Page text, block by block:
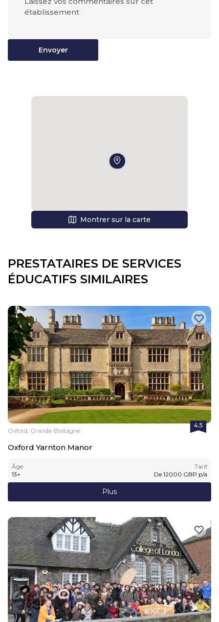
Envoyer
Montrer sur la carte
PRESTATAIRES DE SERVICES
ÉDUCATIFS SIMILAIRES
4.5
Oxford, Grande-Bretagne
Oxford Yarnton Manor
Âge
13+
Tarif
De 12000 GBP p/a
Plus